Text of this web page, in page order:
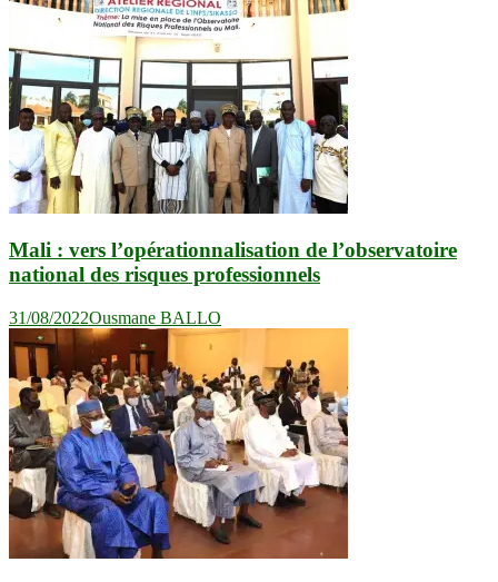
Mali : vers l’opérationnalisation de l’observatoire
national des risques professionnels
31/08/2022Ousmane BALLO